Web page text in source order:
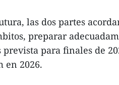
las dos partes
preparar
para finales de
en 2026.